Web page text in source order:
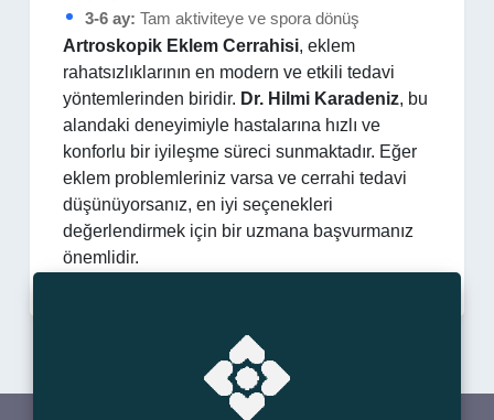
3-6 ay: Tam aktiviteye ve spora dönüş
Artroskopik Eklem Cerrahisi, eklem
rahatsızlıklarının en modern ve etkili tedavi
yöntemlerinden biridir. Dr. Hilmi Karadeniz, bu
alandaki deneyimiyle hastalarına hızlı ve
konforlu bir iyileşme süreci sunmaktadır. Eğer
eklem problemleriniz varsa ve cerrahi tedavi
düşünüyorsanız, en iyi seçenekleri
değerlendirmek için bir uzmana başvurmanız
önemlidir.